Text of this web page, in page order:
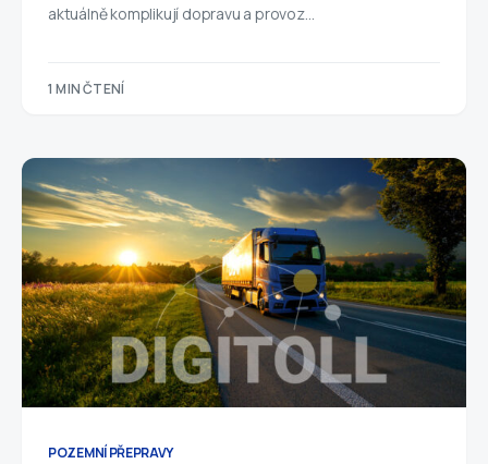
aktuálně komplikují dopravu a provoz…
1 MIN ČTENÍ
POZEMNÍ PŘEPRAVY